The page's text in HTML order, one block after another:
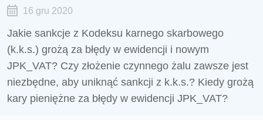
16 gru 2020
Jakie sankcje z Kodeksu karnego skarbowego
(k.k.s.) grożą za błędy w ewidencji i nowym
JPK_VAT? Czy złożenie czynnego żalu zawsze jest
niezbędne, aby uniknąć sankcji z k.k.s.? Kiedy grożą
kary pieniężne za błędy w ewidencji JPK_VAT?